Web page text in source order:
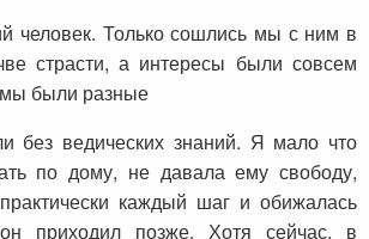
человек. Только сошлись мы с ним в
страсти, а интересы были совсем
были разные
без ведических знаний. Я мало что
по дому, не давала ему свободу,
каждый шаг и обижалась
приходил позже. Хотя сейчас, в